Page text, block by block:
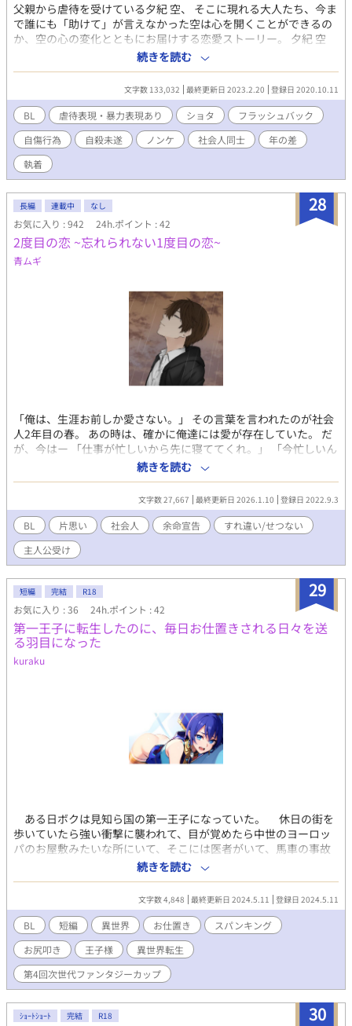
父親から虐待を受けている夕紀 空、 そこに現れる大人たち、今ま
で誰にも「助けて」が言えなかった空は心を開くことができるの
か、空の心の変化とともにお届けする恋愛ストーリー。 夕紀 空
(ゆうき そら) 年齢：13歳(中2) 身長：154cm 好きな言葉：ありが
とう 嫌いな言葉：お前なんて…いいのに 幼少期から父親から虐待
を受けている。 神山 蒼介(かみやま そうすけ) 年齢：24歳 身長：
176cm 職業：塾の講師(数学担当) 好きな言葉：努力は報われる 嫌
いな言葉：諦め 城崎(きのさき)先生 年齢：25歳 身長：181cm 職
業：中学の体育教師 名取 陽平（なとり ようへい） 年齢:26歳 身
長:177cm 職業:医者 夕紀空の叔父 細谷 駿(ほそたに しゅん) 年
齢：13歳(中2) 身長：162cm 空とは小学校からの友達 山名氏 颯
(やまなし かける) 年齢：24歳 身長：178cm 職業：塾の講師 (国語
続きを読む
文字数 133,032 最終更新日 2023.2.20 登録日 2020.10.11
BL 虐待表現・暴力表現あり ショタ
フラッシュバック
自傷行為
自殺未遂 ノンケ 社会人同士
年の差
執着
28
長編 連載中 なし
お気に入り : 942 24h.ポイント : 42
2度目の恋 ~忘れられない1度目の恋~
青ムギ
「俺は、生涯お前しか愛さない。」 その言葉を言われたのが社会
人2年目の春。 あの時は、確かに俺達には愛が存在していた。 だ
が、今はー 「仕事が忙しいから先に寝ててくれ。」 「今忙しいん
だ。お前に構ってられない。」 冷たく突き放すような言葉ばかり
を言って家を空ける日が多くなる。 貴方の視界に、俺は映らない
ー。 2人の記念日もずっと1人で祝っている。 あの人を想う一方通
行の「愛」は苦しく、俺の心を蝕んでいく。 そんなある日、体の
不調で病院を受診した際医者から余命宣告を受ける。 あの人の電
話はいつも着信拒否。診断結果を伝えようにも伝えられない。 ー
もういっそ秘密にしたまま、過ごそうかな。ー ※主人公が悲しい
目にあいます。素敵な人に出会わせたいです。 表紙のイラスト
は、Picrew様の[君の世界メーカー]マサキ様からお借りしまし
た。
続きを読む
文字数 27,667 最終更新日 2026.1.10 登録日 2022.9.3
BL 片思い 社会人 余命宣告
すれ違い/せつない
主人公受け
29
短編 完結 R18
お気に入り : 36 24h.ポイント : 42
第一王子に転生したのに、毎日お仕置きされる日々を送
る羽目になった
kuraku
ある日ボクは見知ら国の第一王子になっていた。 休日の街を
歩いていたら強い衝撃に襲われて、目が覚めたら中世のヨーロッ
パのお屋敷みたいな所にいて、そこには医者がいて、馬車の事故
で数日眠っていたと言われたけど、さっぱりその記憶はない。
鏡を見れば元の顔のボクがそこにいた。相変わらずの美少年だ。
元々街を歩けばボーイッシュな女の子に間違われて芸能事務所に
スカウトされるような容姿をしている。 これがいわゆる転生と
呼ばれるものなのだろうか。
続きを読む
文字数 4,848 最終更新日 2024.5.11 登録日 2024.5.11
BL 短編 異世界 お仕置き
スパンキング
お尻叩き
王子様
異世界転生
第4回次世代ファンタジーカップ
30
ｼｮｰﾄｼｮｰﾄ 完結 R18